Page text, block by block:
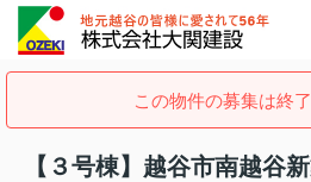
この物件の募集は終了
【３号棟】越谷市南越谷